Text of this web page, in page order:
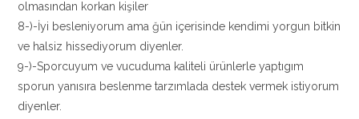
olmasından korkan kişiler
8-)-İyi besleniyorum ama ğün içerisinde kendimi yorgun bitkin
ve halsiz hissediyorum diyenler.
9-)-Sporcuyum ve vucuduma kaliteli ürünlerle yaptıgım
sporun yanısıra beslenme tarzımlada destek vermek istiyorum
diyenler.